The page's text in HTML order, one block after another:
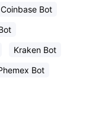
Coinbase Bot
Kraken Bot
Bot